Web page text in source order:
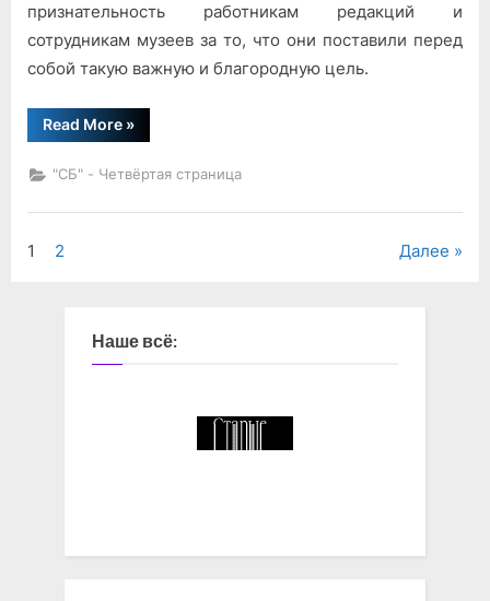
признательность работникам редакций и
сотрудникам музеев за то, что они поставили перед
собой такую важную и благородную цель.
Read More“Как
нас
»
"СБ" - Четвёртая страница
Навигация
записям
1 2 Далее
Наше всё: